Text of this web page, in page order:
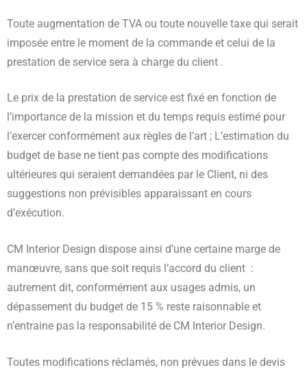
Toute augmentation de TVA ou toute nouvelle taxe qui serait
imposée entre le moment de la commande et celui de la
prestation de service sera à charge du client .
Le prix de la prestation de service est fixé en fonction de
l’importance de la mission et du temps requis estimé pour
l’exercer conformément aux règles de l’art ; L’estimation du
budget de base ne tient pas compte des modifications
ultérieures qui seraient demandées par le Client, ni des
suggestions non prévisibles apparaissant en cours
d’exécution.
CM Interior Design dispose ainsi d’une certaine marge de
manœuvre, sans que soit requis l’accord du client :
autrement dit, conformément aux usages admis, un
dépassement du budget de 15 % reste raisonnable et
n’entraine pas la responsabilité de CM Interior Design.
Toutes modifications réclamés, non prévues dans le devis